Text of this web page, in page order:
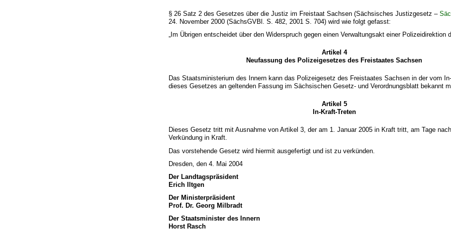
§ 26 Satz 2 des Gesetzes über die Justiz im Freistaat Sachsen (Sächsisches Justizgesetz –
24. November 2000 (SächsGVBl. S. 482, 2001 S. 704) wird wie folgt gefasst:
„Im Übrigen entscheidet über den Widerspruch gegen einen Verwaltungsakt einer Polizeidirektion
Artikel 4
Neufassung des Polizeigesetzes des Freistaates Sachsen
Das Staatsministerium des Innern kann das Polizeigesetz des Freistaates Sachsen in der vom
dieses Gesetzes an geltenden Fassung im Sächsischen Gesetz- und Verordnungsblatt bekannt
Artikel 5
In-Kraft-Treten
Dieses Gesetz tritt mit Ausnahme von Artikel 3, der am 1. Januar 2005 in Kraft tritt, am Tage
Verkündung in Kraft.
Das vorstehende Gesetz wird hiermit ausgefertigt und ist zu verkünden.
Dresden, den 4. Mai 2004
Der Landtagspräsident
Erich Iltgen
Der Ministerpräsident
Prof. Dr. Georg Milbradt
Der Staatsminister des Innern
Horst Rasch